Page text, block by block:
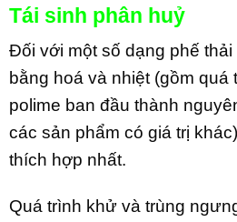
Tái sinh phân huỷ
Đối với một số dạng phế
bằng hoá và nhiệt (gồm quá
polime ban đầu thành
các sản phẩm có giá trị
thích hợp nhất.
Quá trình khử và trùng